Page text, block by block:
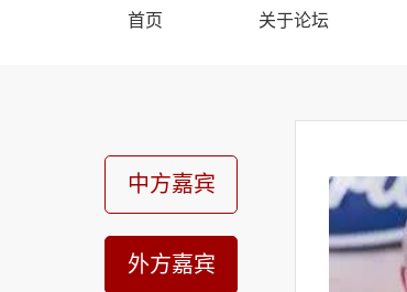
首页 关于论坛
中方嘉宾
外方嘉宾